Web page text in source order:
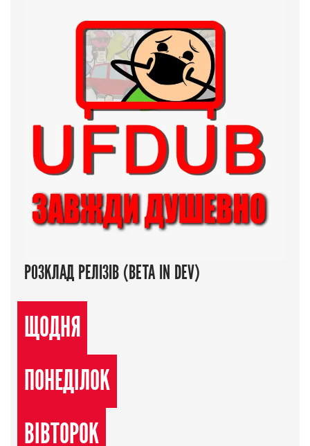
РОЗКЛАД РЕЛІЗІВ (BETA IN DEV)
ЩОДНЯ
ПОНЕДІЛОК
ВІВТОРОК